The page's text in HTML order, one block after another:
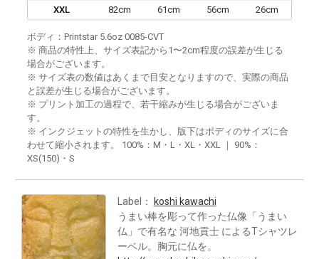
XXL 82cm 61cm 56cm 26cm
ボディ：Printstar 5.6oz 0085-CVT
※ 商品の特性上、サイズ表記から1〜2cm程度の誤差が生じる
場合がございます。
※ サイズ表の数値はあくまで目安となりますので、実際の商品
と誤差が生じる場合がございます。
※ プリント加工の過程で、若干縮みが生じる場合がございま
す。
※ インクジェットの特性を生かし、版下はボディのサイズに合
わせて縮小されます。 100%：M・L・XL・XXL ｜ 90%：
XS(150)・S
Label：
koshi kawachi
うまい棒を彫って作った仏像「うまい
仏」で有名な 河地貢士 によるTシャツレ
ーベル。胸元に仏を。